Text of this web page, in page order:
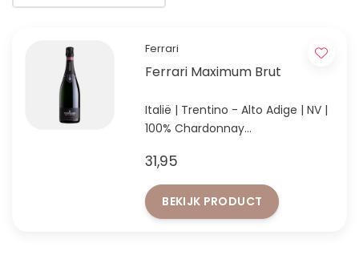
Ferrari
Ferrari Maximum Brut
Italië | Trentino - Alto Adige | NV |
100% Chardonnay
met 36 maanden lie-rijping
31,95
BEKIJK PRODUCT